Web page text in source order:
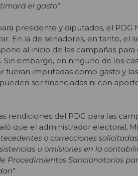
el gasto”.
presidente y diputados, el PDG
En la de senadores, en tanto, el
al inicio de las campañas
embargo, en ninguno de los
fueran imputadas como gasto y
ser financiadas ni con
rendiciones del PDG para las
que el administrador electoral,
o correcciones solicitadas
u omisiones en la
Procedimientos Sancionatorios
”.